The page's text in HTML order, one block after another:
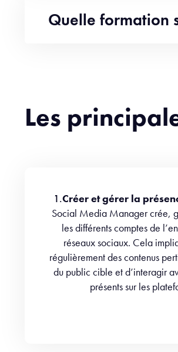
Quelle formation
Les
1.Créer et gérer la
Social Media Manager crée,
les différents comptes de
réseaux sociaux. Cela
régulièrement des contenus
du public cible et d’interagir
présents sur les